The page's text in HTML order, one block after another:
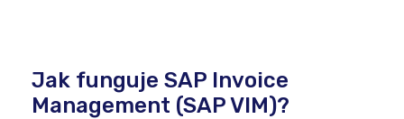
Jak funguje SAP Invoice
Management (SAP VIM)?